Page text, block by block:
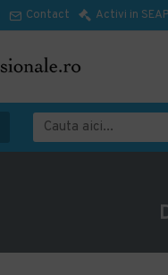
Contact Activi in SEAP